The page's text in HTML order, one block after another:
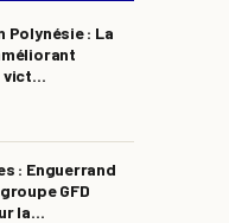
Polynésie : La
vict...
: Enguerrand
GFD
la...